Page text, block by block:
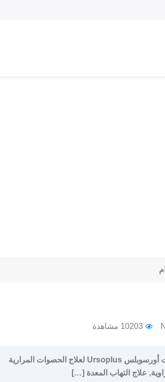
10203 مشاهدة
سعر و جرعة و إرشادات إستخدام كبسولات أورسوبلس Ursoplus لعلاج الحصوات المرارية
علاج التهاب المعدة […]